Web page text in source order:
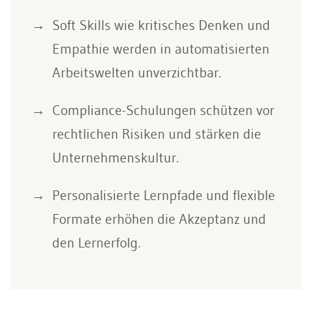
Soft Skills wie kritisches Denken und
Empathie werden in automatisierten
Arbeitswelten unverzichtbar.
Compliance-Schulungen schützen vor
rechtlichen Risiken und stärken die
Unternehmenskultur.
Personalisierte Lernpfade und flexible
Formate erhöhen die Akzeptanz und
den Lernerfolg.